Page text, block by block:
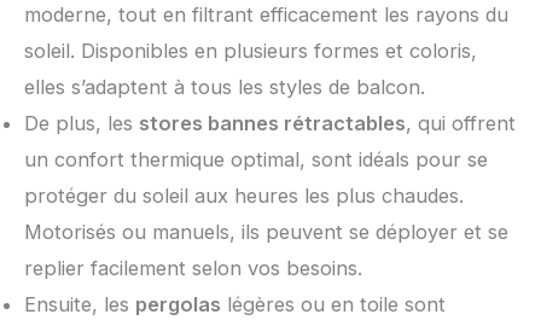
moderne, tout en filtrant efficacement les rayons du
soleil. Disponibles en plusieurs formes et coloris,
elles s’adaptent à tous les styles de balcon.
De plus, les stores bannes rétractables, qui offrent
un confort thermique optimal, sont idéals pour se
protéger du soleil aux heures les plus chaudes.
Motorisés ou manuels, ils peuvent se déployer et se
replier facilement selon vos besoins.
Ensuite, les pergolas légères ou en toile sont